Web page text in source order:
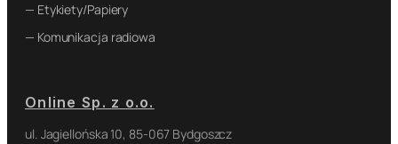
— Etykiety/Papiery
— Komunikacja radiowa
Online Sp. z o.o.
ul. Jagiellońska 10, 85-067 Bydgoszcz